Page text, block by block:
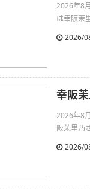
2026年8
は幸阪茉
2026/
幸阪
2026年8
阪茉里乃
2026/